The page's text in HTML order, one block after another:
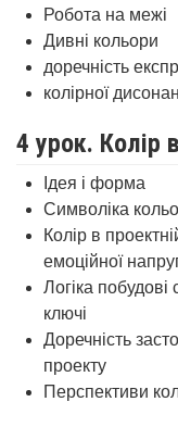
Робота на межі
Дивні кольори
доречність
колірної
4 урок. Колір
Ідея і форма
Символіка
Колір в
емоційної
Логіка побудові
ключі
Доречність
проекту
Перспективи